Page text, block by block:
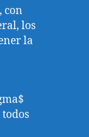
con
los
la